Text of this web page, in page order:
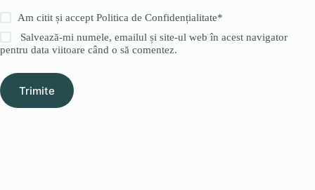
Am citit și acceptPolitica de Confidențialitate*
Salvează-mi numele, emailul și site-ul web în acest navigator
pentru data viitoare când o să comentez.
Trimite